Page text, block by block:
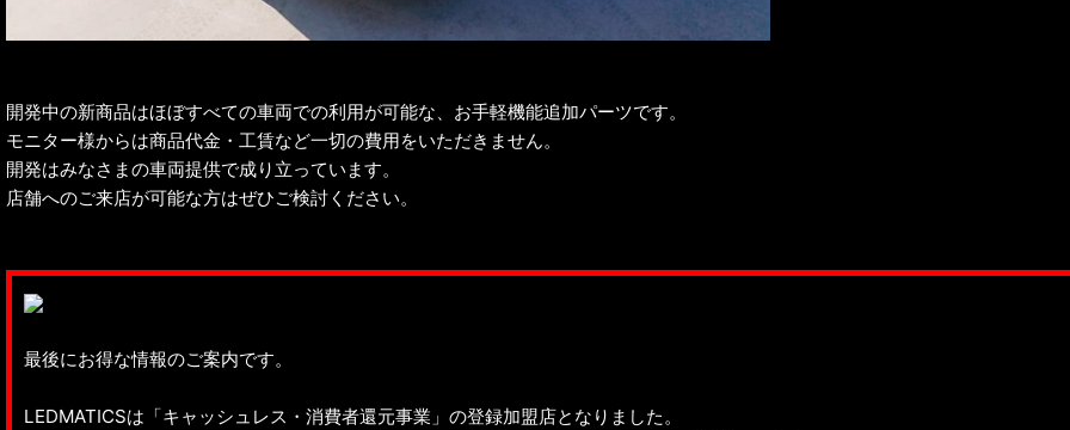
開発中の新商品はほぼすべての車両での利用が可能な、お手軽機能追加パーツです。
モニター様からは商品代金・工賃など一切の費用をいただきません。
開発はみなさまの車両提供で成り立っています。
店舗へのご来店が可能な方はぜひご検討ください。
最後にお得な情報のご案内です。
LEDMATICSは「キャッシュレス・消費者還元事業」の登録加盟店となりました。